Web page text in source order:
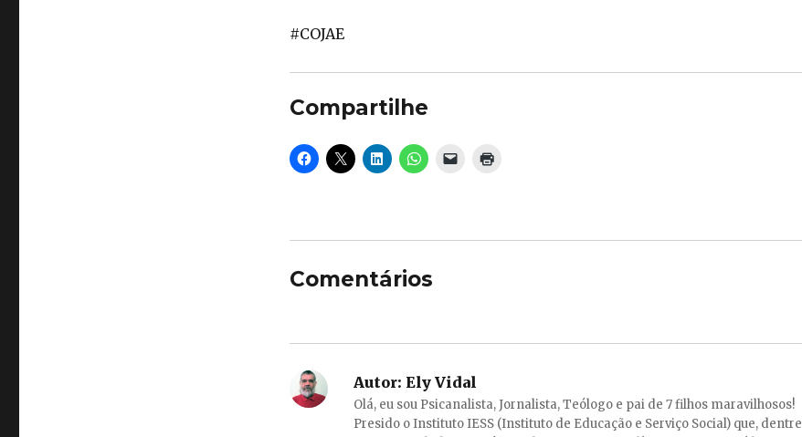
#COJAE
Compartilhe
Comentários
Autor: Ely Vidal
Olá, eu sou Psicanalista, Jornalista, Teólogo e pai de 7 filhos maravilhosos!
Presido o Instituto IESS (Instituto de Educação e Serviço Social) que, dentre